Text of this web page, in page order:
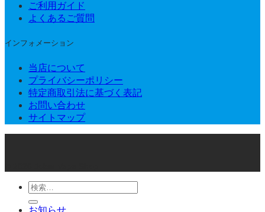
ご利用ガイド
よくあるご質問
インフォメーション
当店について
プライバシーポリシー
特定商取引法に基づく表記
お問い合わせ
サイトマップ
検
索
お知らせ